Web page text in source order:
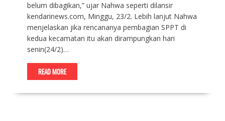
belum dibagikan,” ujar Nahwa seperti dilansir
kendarinews.com, Minggu, 23/2. Lebih lanjut Nahwa
menjelaskan jika rencananya pembagian SPPT di
kedua kecamatan itu akan dirampungkan hari
senin(24/2)…
READ MORE